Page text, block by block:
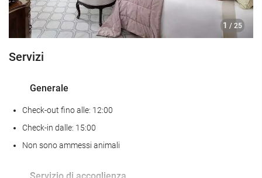
1 / 25
Servizi
Generale
Check-out fino alle: 12:00
Check-in dalle: 15:00
Non sono ammessi animali